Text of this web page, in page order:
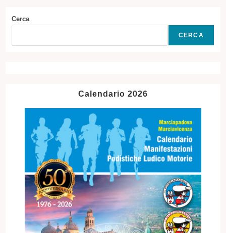
Cerca
CERCA
Calendario 2026